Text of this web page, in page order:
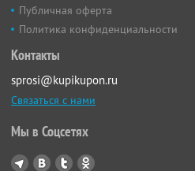
Публичная оферта
Политика конфиденциальности
Контакты
sprosi@kupikupon.ru
Связаться с нами
Мы в Соцсетях